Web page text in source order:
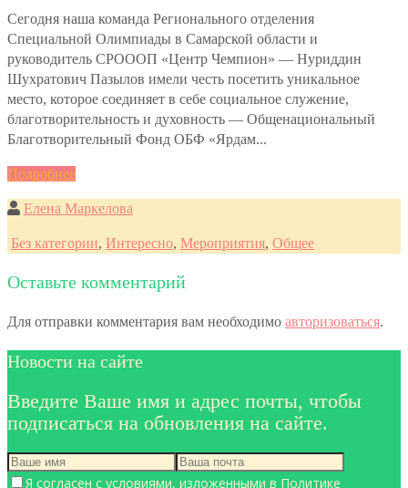
Сегодня наша команда Регионального отделения
Специальной Олимпиады в Самарской области и
руководитель СРОООП «Центр Чемпион» — Нуриддин
Шухратович Пазылов имели честь посетить уникальное
место, которое соединяет в себе социальное служение,
благотворительность и духовность — Общенациональный
Благотворительный Фонд ОБФ «Ярдам...
Подробнее
Елена Маркелова
Без категории, Интересно, Мероприятия, Общее
Оставьте комментарий
Для отправки комментария вам необходимо авторизоваться.
Новости на сайте
Введите Ваше имя и адрес почты, чтобы
подписаться на обновления на сайте.
Я согласен с условиями, изложенными в Политике